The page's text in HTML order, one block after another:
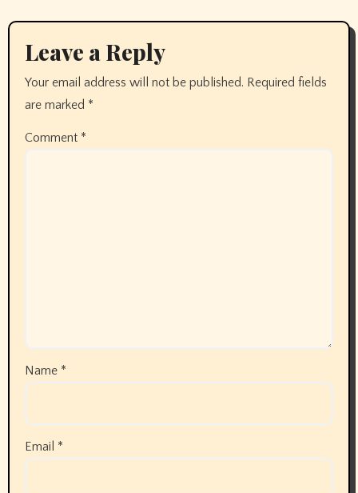
Leave a Reply
Your email address will not be published. Required fields
are marked *
Comment *
Name *
Email *